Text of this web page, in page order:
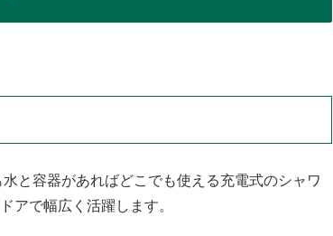
と容器があればどこでも使える充電式のシャワ
アで幅広く活躍します。